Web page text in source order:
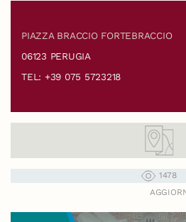
PIAZZA BRACCIO FORTEBRACCIO
06123 PERUGIA
TEL: +39 075 5723218
1478